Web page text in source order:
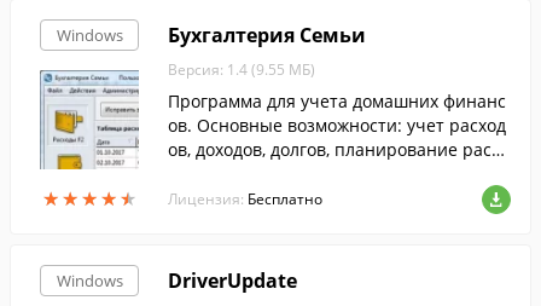
Windows
★★★★★
★★★★★
Бухгалтерия Семьи
Версия: 1.4 (9.55 МБ)
Программа для учета домашних финанс
ов. Основные возможности: учет расход
ов, доходов, долгов, планирование расхо
Лицензия: Бесплатно
Windows DriverUpdate